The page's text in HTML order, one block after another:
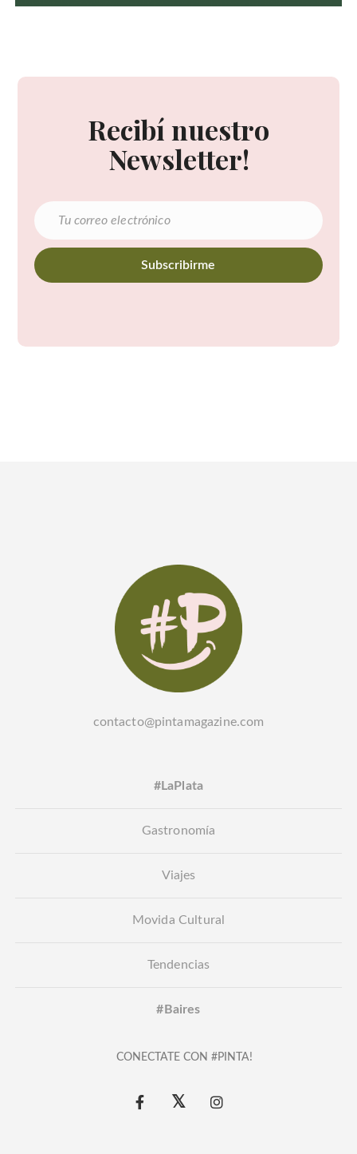
Recibí nuestro
Newsletter!
contacto@pintamagazine.com
#LaPlata
Gastronomía
Viajes
Movida Cultural
Tendencias
#Baires
CONECTATE CON #PINTA!